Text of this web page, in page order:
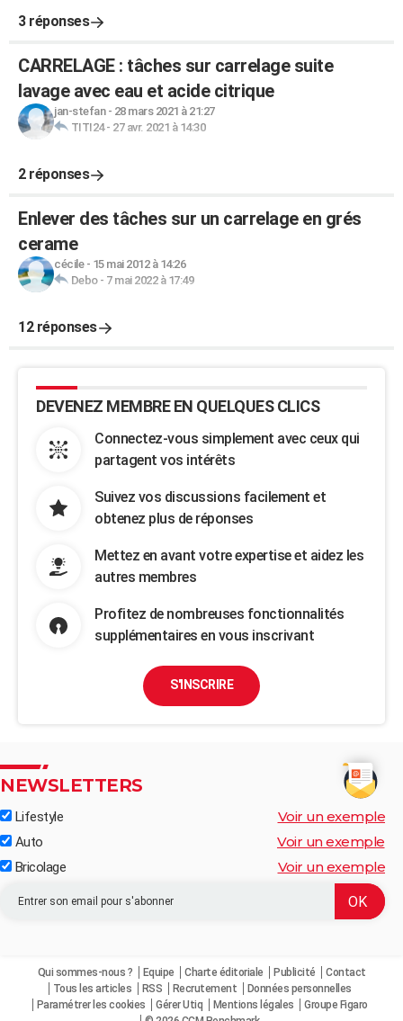
3 réponses
CARRELAGE : tâches sur carrelage suite
lavage avec eau et acide citrique
jan-stefan- 28 mars 2021 à 21:27
TITI24- 27 avr. 2021 à 14:30
2 réponses
Enlever des tâches sur un carrelage en grés
cerame
cécile- 15 mai 2012 à 14:26
Debo- 7 mai 2022 à 17:49
12 réponses
DEVENEZ MEMBRE EN QUELQUES CLICS
Connectez-vous simplement avec ceux qui
partagent vos intérêts
Suivez vos discussions facilement et
obtenez plus de réponses
Mettez en avant votre expertise et aidez les
autres membres
Profitez de nombreuses fonctionnalités
supplémentaires en vous inscrivant
S'INSCRIRE
NEWSLETTERS
Lifestyle Voir un exemple
Auto Voir un exemple
Bricolage Voir un exemple
Qui sommes-nous ? Equipe Charte éditoriale Publicité
Contact
Tous les articles
RSS Recrutement
Données personnelles
Paramétrer les cookies
Gérer Utiq Mentions légales
Groupe Figaro